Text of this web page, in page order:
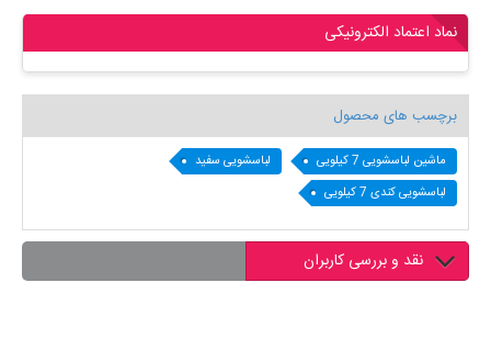
نماد اعتماد الکترونیکی
برچسب های محصول
ماشین لباسشویی 7 کیلویی
لباسشویی سفید
لباسشویی کندی 7 کیلویی
نقد و بررسی کاربران